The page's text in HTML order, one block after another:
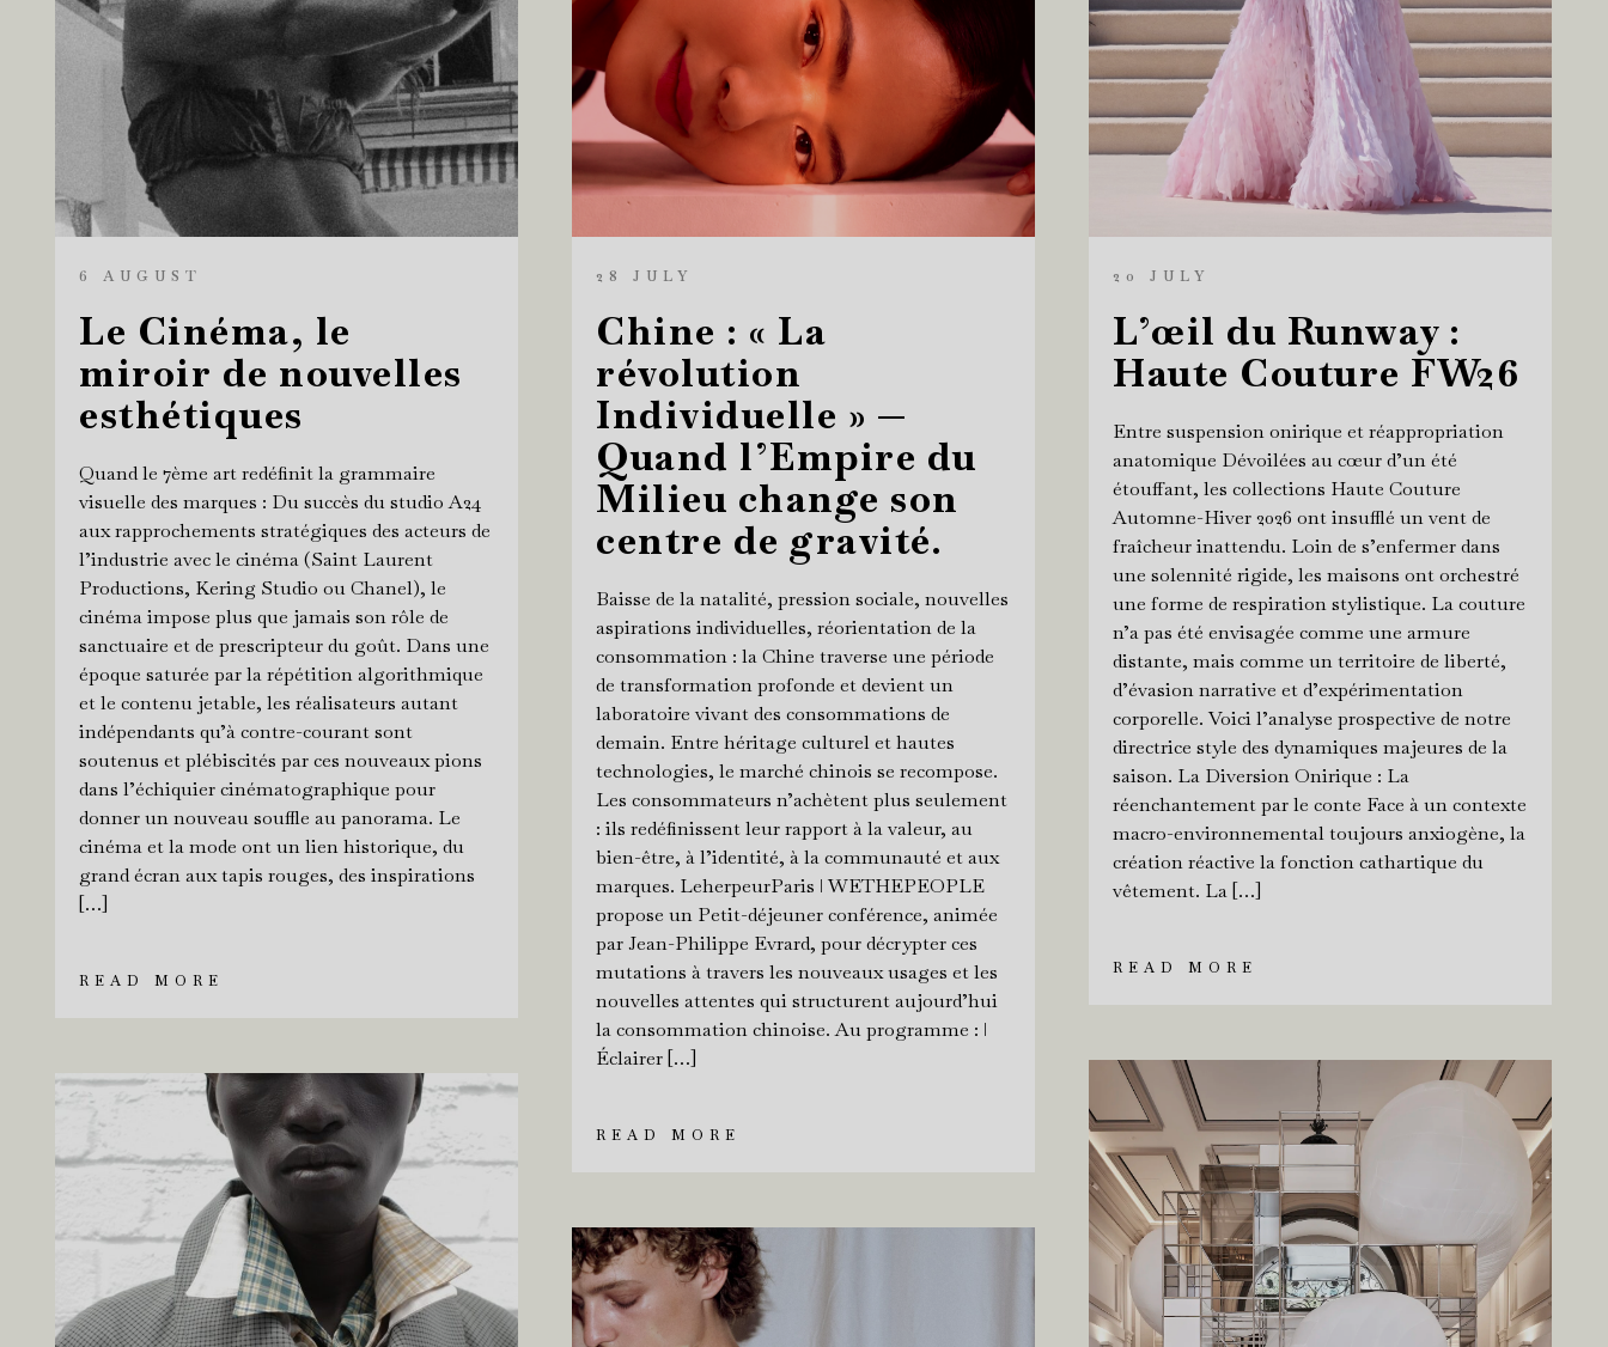
6 AUGUST
Le Cinéma, le
miroir de nouvelles
esthétiques
Quand le 7ème art redéfinit la grammaire
visuelle des marques : Du succès du studio A24
aux rapprochements stratégiques des acteurs de
l’industrie avec le cinéma (Saint Laurent
Productions, Kering Studio ou Chanel), le
cinéma impose plus que jamais son rôle de
sanctuaire et de prescripteur du goût. Dans une
époque saturée par la répétition algorithmique
et le contenu jetable, les réalisateurs autant
indépendants qu’à contre-courant sont
soutenus et plébiscités par ces nouveaux pions
dans l’échiquier cinématographique pour
donner un nouveau souffle au panorama. Le
cinéma et la mode ont un lien historique, du
grand écran aux tapis rouges, des inspirations
[…]
READ MORE
28 JULY
Chine : « La
révolution
Individuelle » —
Quand l’Empire du
Milieu change son
centre de gravité.
Baisse de la natalité, pression sociale, nouvelles
aspirations individuelles, réorientation de la
consommation : la Chine traverse une période
de transformation profonde et devient un
laboratoire vivant des consommations de
demain. Entre héritage culturel et hautes
technologies, le marché chinois se recompose.
Les consommateurs n’achètent plus seulement
: ils redéfinissent leur rapport à la valeur, au
bien-être, à l’identité, à la communauté et aux
marques. LeherpeurParis ǀ WETHEPEOPLE
propose un Petit-déjeuner conférence, animée
par Jean-Philippe Evrard, pour décrypter ces
mutations à travers les nouveaux usages et les
nouvelles attentes qui structurent aujourd’hui
la consommation chinoise. Au programme : ǀ
Éclairer […]
READ MORE
20 JULY
L’œil du Runway :
Haute Couture FW26
Entre suspension onirique et réappropriation
anatomique Dévoilées au cœur d’un été
étouffant, les collections Haute Couture
Automne-Hiver 2026 ont insufflé un vent de
fraîcheur inattendu. Loin de s’enfermer dans
une solennité rigide, les maisons ont orchestré
une forme de respiration stylistique. La couture
n’a pas été envisagée comme une armure
distante, mais comme un territoire de liberté,
d’évasion narrative et d’expérimentation
corporelle. Voici l’analyse prospective de notre
directrice style des dynamiques majeures de la
saison. La Diversion Onirique : La
réenchantement par le conte Face à un contexte
macro-environnemental toujours anxiogène, la
création réactive la fonction cathartique du
vêtement. La […]
READ MORE